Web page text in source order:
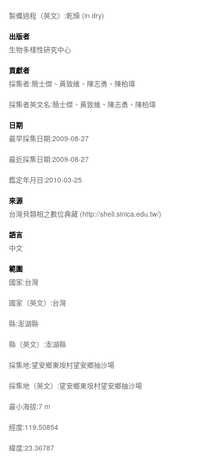
製備過程（英文）:乾燥 (in dry)
出版者
生物多樣性研究中心
貢獻者
採集者:簡士傑、黃致維、陳志勇、陳柏瑋
採集者英文名:簡士傑、黃致維、陳志勇、陳柏瑋
日期
最早採集日期:2009-08-27
最近採集日期:2009-08-27
鑑定年月日:2010-03-25
來源
台灣貝類相之數位典藏 (http://shell.sinica.edu.tw/)
語言
中文
範圍
國家:台灣
國家（英文）:台灣
縣:澎湖縣
縣（英文）:澎湖縣
採集地:望安鄉東垵村望安鄉抽沙場
採集地（英文）:望安鄉東垵村望安鄉抽沙場
最小海拔:7 m
經度:119.50854
緯度:23.36787